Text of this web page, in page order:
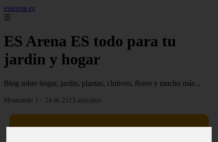
esarena.es
☰
ES Arena ES todo para tu
jardin y hogar
Blog sobre hogar, jardin, plantas, clutivos, flores y mucho más...
Mostrando 1 - 24 de 2123 artículos